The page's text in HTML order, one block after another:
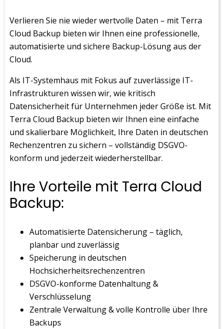
Verlieren Sie nie wieder wertvolle Daten – mit Terra
Cloud Backup bieten wir Ihnen eine professionelle,
automatisierte und sichere Backup-Lösung aus der
Cloud.
Als IT-Systemhaus mit Fokus auf zuverlässige IT-
Infrastrukturen wissen wir, wie kritisch
Datensicherheit für Unternehmen jeder Größe ist. Mit
Terra Cloud Backup bieten wir Ihnen eine einfache
und skalierbare Möglichkeit, Ihre Daten in deutschen
Rechenzentren zu sichern – vollständig DSGVO-
konform und jederzeit wiederherstellbar.
Ihre Vorteile mit Terra Cloud
Backup:
Automatisierte Datensicherung – täglich,
planbar und zuverlässig
Speicherung in deutschen
Hochsicherheitsrechenzentren
DSGVO-konforme Datenhaltung &
Verschlüsselung
Zentrale Verwaltung & volle Kontrolle über Ihre
Backups